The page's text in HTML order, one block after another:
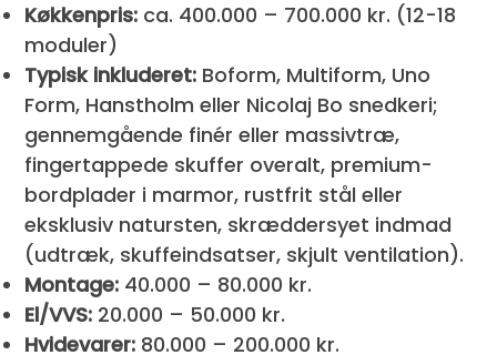
Køkkenpris: ca. 400.000 – 700.000 kr. (12-18
moduler)
Typisk inkluderet: Boform, Multiform, Uno
Form, Hanstholm eller Nicolaj Bo snedkeri;
gennemgående finér eller massivtræ,
fingertappede skuffer overalt, premium-
bordplader i marmor, rustfrit stål eller
eksklusiv natursten, skræddersyet indmad
(udtræk, skuffeindsatser, skjult ventilation).
Montage: 40.000 – 80.000 kr.
El/VVS: 20.000 – 50.000 kr.
Hvidevarer: 80.000 – 200.000 kr.